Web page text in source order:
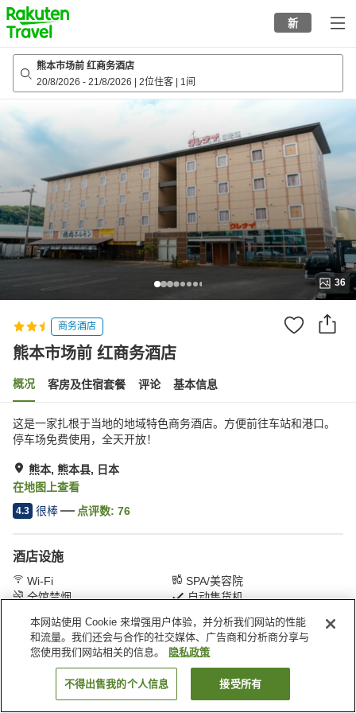
to
top
page
新
熊本市场前 红商务酒店
20/8/2026 - 21/8/2026 2位住客 1间
36
商务酒店
熊本市场前 红商务酒店
概况 客房及住宿套餐 评论 基本信息
这是一家扎根于当地的地域特色商务酒店。方便前往车站和港口。
停车场免费使用，全天开放！
熊本, 熊本县, 日本
在地图上查看
4.3 很棒 点评数: 76
酒店设施
Wi-Fi
SPA/美容院
全馆禁烟
自动售货机
首页 日本 熊本县 熊本 熊本市场前 红商务酒店
搜索客房
本网站使用 Cookie 来增强用户体验，并分析我们网站的性能
和流量。我们还会与合作的社交媒体、广告商和分析商分享与
您使用我们网站相关的信息。
隐私政策
不得出售我的个人信息 接受所有